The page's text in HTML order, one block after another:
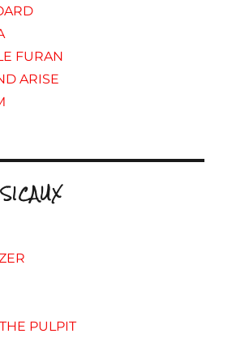
FURAN
ARISE
PULPIT